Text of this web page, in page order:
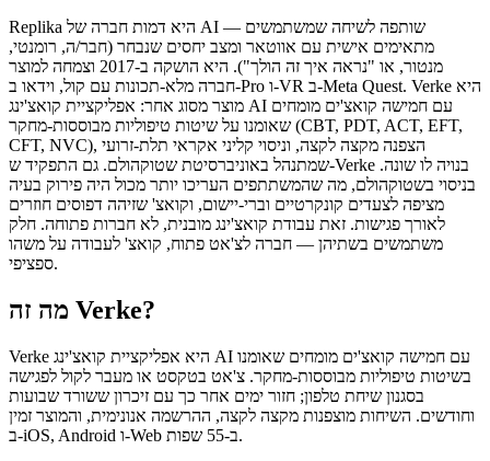
מתאימים אישית עם אווטאר ומצב יחסים שנבחר (חבר/ה, רומנטי,
מנטור, או "נראה איך זה הולך"). היא הושקה ב-2017 וצמחה למוצר
חברה מלא-תכונות עם קול, וידאו ב-Pro ו-VR ב-Meta Quest. Verke היא
מוצר מסוג אחר: אפליקציית קואצ'ינג AI עם חמישה קואצ'ים מומחים
שאומנו על שיטות טיפוליות מבוססות-מחקר (CBT,‏ PDT,‏ ACT,‏ EFT,‏
CFT,‏ NVC), הצפנה מקצה לקצה, וניסוי קליני אקראי תלת-זרועי
שמתנהל באוניברסיטת שטוקהולם. גם התפקיד ש-Verke בנויה לו שונה.
בניסוי בשטוקהולם, מה שהמשתתפים העריכו יותר מכול היה פירוק בעיה
מציפה לצעדים קונקרטיים וברי-יישום, וקואצ' שזיהה דפוסים חוזרים
לאורך פגישות. זאת עבודת קואצ'ינג מובנית, לא חברות פתוחה. חלק
משתמשים בשתיהן — חברה לצ'אט פתוח, קואצ' לעבודה על משהו
ספציפי.
מה זה Verke?
בשיטות טיפוליות מבוססות-מחקר. צ'אט בטקסט או מעבר לקול לפגישה
בסגנון שיחת טלפון; חזור ימים אחר כך עם זיכרון ששורד שבועות
וחודשים. השיחות מוצפנות מקצה לקצה, ההרשמה אנונימית, והמוצר זמין
ב-iOS,‏ Android ו-Web ב-55 שפות.